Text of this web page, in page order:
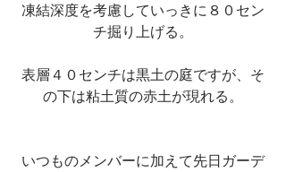
凍結深度を考慮していっきに８０セン
チ掘り上げる。
表層４０センチは黒土の庭ですが、そ
の下は粘土質の赤土が現れる。
いつものメンバーに加えて先日ガーデ